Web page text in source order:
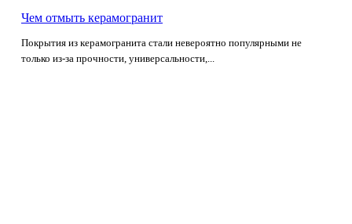
Чем отмыть керамогранит
Покрытия из керамогранита стали невероятно популярными не
только из-за прочности, универсальности,...